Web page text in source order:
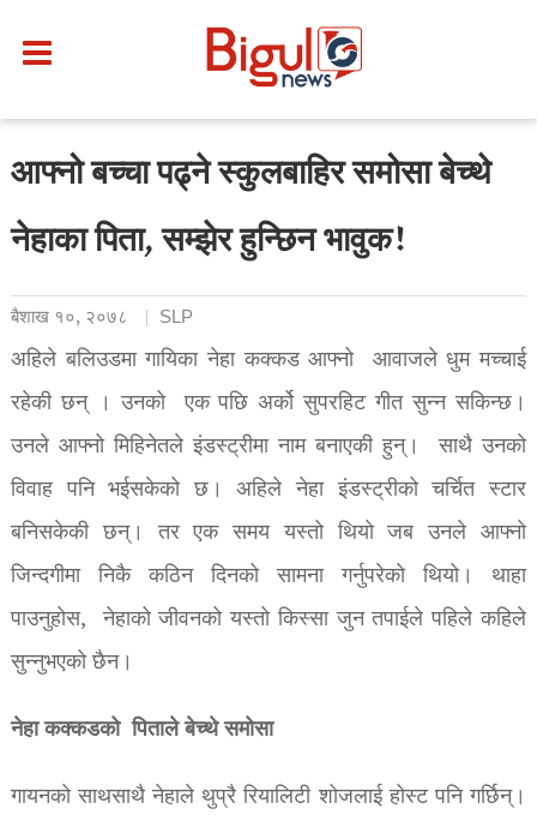
आफ्नो बच्चा पढ्ने स्कुलबाहिर समोसा बेच्थे
नेहाका पिता, सम्झेर हुन्छिन भावुक!
बैशाख १०, २०७८ SLP
अहिले बलिउडमा गायिका नेहा कक्कड आफ्नो आवाजले धुम मच्चाई
रहेकी छन् । उनको एक पछि अर्को सुपरहिट गीत सुन्न सकिन्छ।
उनले आफ्नो मिहिनेतले इंडस्ट्रीमा नाम बनाएकी हुन्। साथै उनको
विवाह पनि भईसकेको छ। अहिले नेहा इंडस्ट्रीको चर्चित स्टार
बनिसकेकी छन्। तर एक समय यस्तो थियो जब उनले आफ्नो
जिन्दगीमा निकै कठिन दिनको सामना गर्नुपरेको थियो। थाहा
पाउनुहोस, नेहाको जीवनको यस्तो किस्सा जुन तपाईले पहिले कहिले
सुन्नुभएको छैन।
नेहा कक्कडको पिताले बेच्थे समोसा
गायनको साथसाथै नेहाले थुप्रै रियालिटी शोजलाई होस्ट पनि गर्छिन्।